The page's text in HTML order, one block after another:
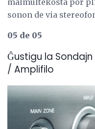
sonon de via
05 de 05
Ĝustigu la
/ Amplifilo